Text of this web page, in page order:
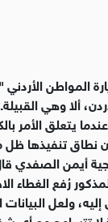
المواطن
ألا وهي
يتعلق الأمر
الأردني والإسرائيلي عام
أيمن الصفدي
رُفع الغطاء
ولعل